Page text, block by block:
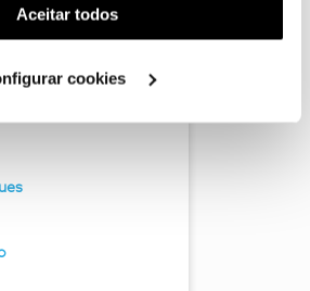
personalizada). Pode gerir a
clicando em "Configurar
Aceitar todos
cookies
de julho